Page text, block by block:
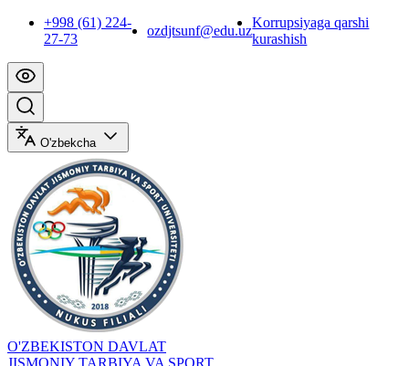
+998 (61) 224-
27-73
ozdjtsunf@edu.uz
Korrupsiyaga qarshi
kurashish
O'zbekcha
O'ZBEKISTON DAVLAT
JISMONIY TARBIYA VA SPORT